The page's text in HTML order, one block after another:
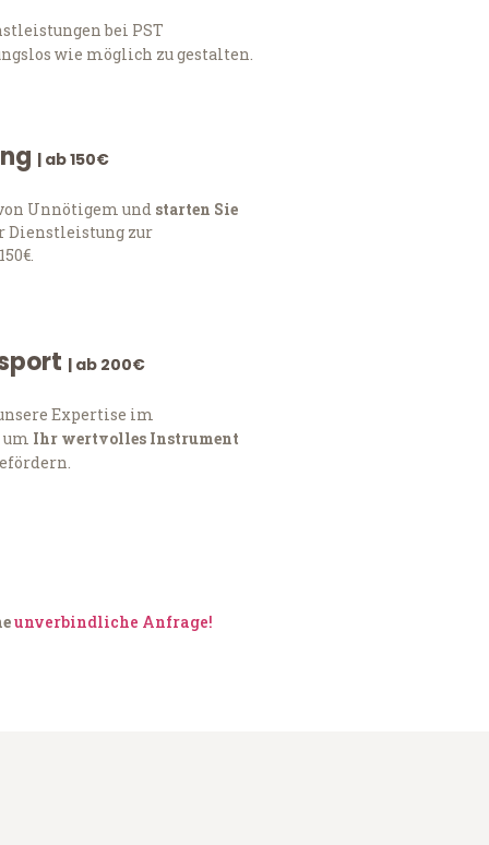
bei PST
wie möglich zu gestalten.
| ab 150€
Unnötigem und starten Sie
Dienstleistung zur
| ab 200€
Expertise im
um Ihr wertvolles Instrument
unverbindliche Anfrage!